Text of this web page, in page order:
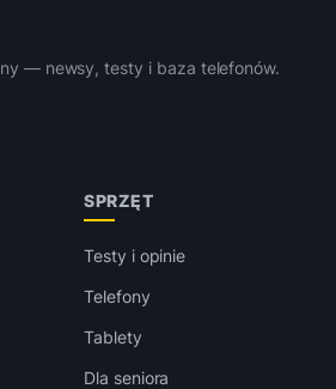
— newsy, testy i baza telefonów.
SPRZĘT
Testy i opinie
Telefony
Tablety
Dla seniora